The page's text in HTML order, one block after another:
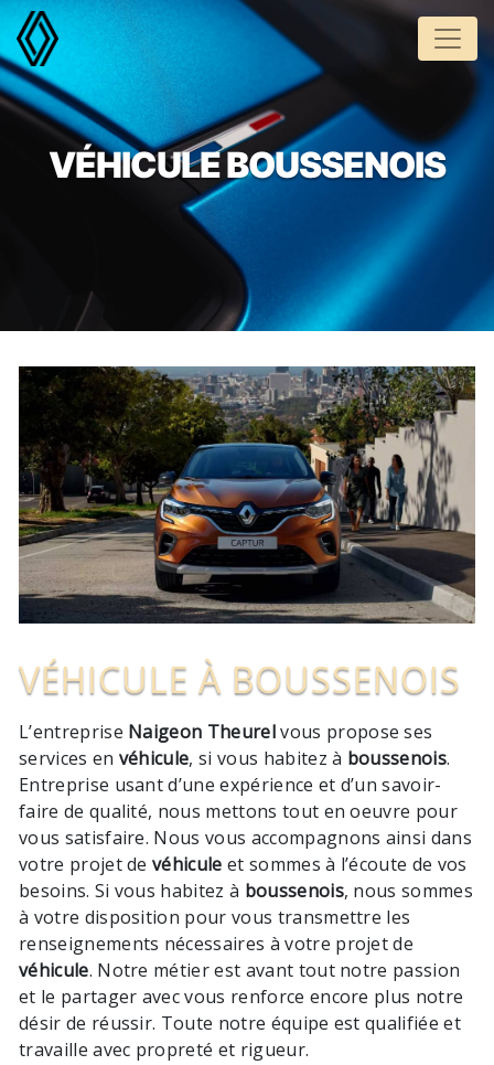
Panneau de gestion des cookies
VÉHICULE BOUSSENOIS
VÉHICULE À BOUSSENOIS
L’entreprise Naigeon Theurelvous propose ses
services en véhicule, si vous habitez à boussenois.
Entreprise usant d’une expérience et d’un savoir-
faire de qualité, nous mettons tout en oeuvre pour
vous satisfaire. Nous vous accompagnons ainsi dans
votre projet devéhicule et sommes à l’écoute de vos
besoins. Si vous habitez à boussenois, nous sommes
à votre disposition pour vous transmettre les
renseignements nécessaires à votre projet de
véhicule. Notre métier est avant tout notre passion
et le partager avec vous renforce encore plus notre
désir de réussir. Toute notre équipe est qualifiée et
travaille avec propreté et rigueur.